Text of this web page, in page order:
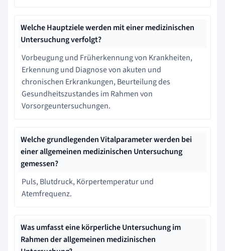
Welche Hauptziele werden mit einer medizinischen
Untersuchung verfolgt?
Vorbeugung und Früherkennung von Krankheiten,
Erkennung und Diagnose von akuten und
chronischen Erkrankungen, Beurteilung des
Gesundheitszustandes im Rahmen von
Vorsorgeuntersuchungen.
Welche grundlegenden Vitalparameter werden bei
einer allgemeinen medizinischen Untersuchung
gemessen?
Puls, Blutdruck, Körpertemperatur und
Atemfrequenz.
Was umfasst eine körperliche Untersuchung im
Rahmen der allgemeinen medizinischen